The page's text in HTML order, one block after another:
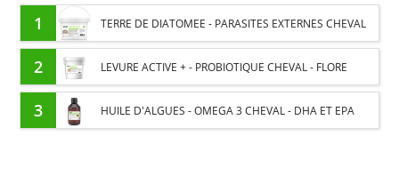
1 TERRE DE DIATOMEE - PARASITES EXTERNES CHEVAL
2 LEVURE ACTIVE + - PROBIOTIQUE CHEVAL - FLORE
INTESTINALE ET DIGESTION
3 HUILE D'ALGUES - OMEGA 3 CHEVAL - DHA ET EPA